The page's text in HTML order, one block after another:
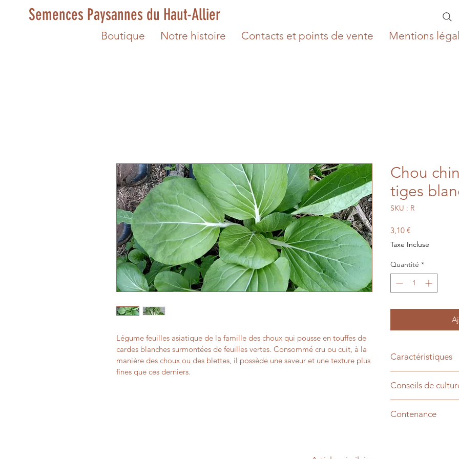
Semences Paysannes du Haut-Allier
Boutique Notre histoire Contacts et points de vente Mentions
Légume feuilles asiatique de la famille des choux qui pousse en touffes de
cardes blanches surmontées de feuilles vertes. Consommé cru ou cuit, à la
manière des choux ou des blettes, il possède une saveur et une texture plus
fines que ces derniers.
Chou
tiges
SKU : R
3,10 €Prix
Taxe Incluse
Quantité *
Caractéristiques
Conseils de
Contenance